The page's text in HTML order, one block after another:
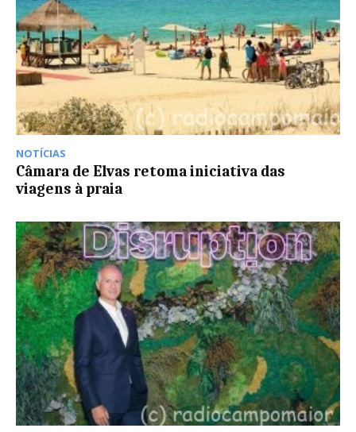
NOTÍCIAS
Câmara de Elvas retoma iniciativa das
viagens à praia